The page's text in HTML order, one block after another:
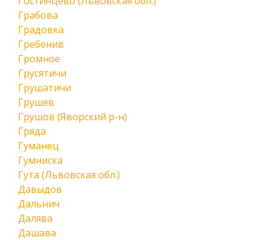
Грабова
Градовка
Гребенив
Громное
Грусятичи
Грушатичи
Грушев
Грушов (Яворский р-н)
Гряда
Гуманец
Гумниска
Гута (Львовская обл.)
Давыдов
Дальнич
Далява
Дашава